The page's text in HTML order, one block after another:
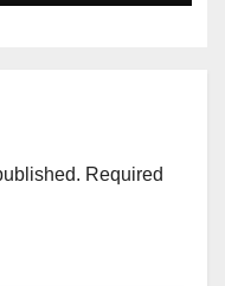
Required